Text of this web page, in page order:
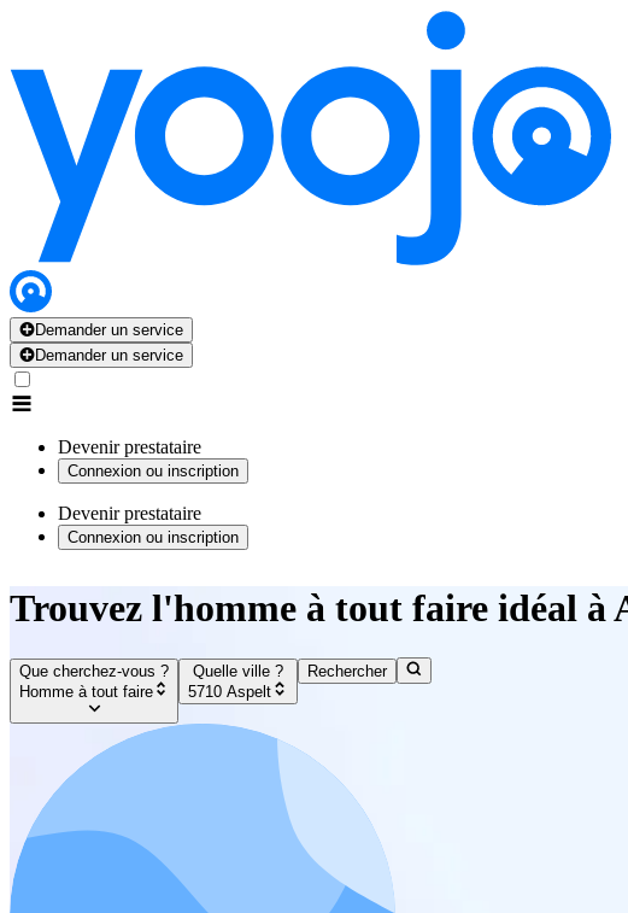
Demander un service
Demander un service
Devenir prestataire
Connexion ou inscription
Devenir prestataire
Connexion ou inscription
Trouvez l'homme à tout faire idéal à
Que cherchez-vous ?
Homme à tout faire
Quelle ville ?
5710 Aspelt
Rechercher